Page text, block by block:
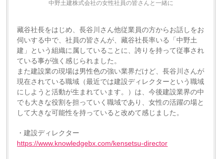
中野土建株式会社の女性社員の皆さんと一緒に
藏谷社長をはじめ、長谷川さん他従業員の方からお話しをお
伺いする中で、社員の皆さんが、藏谷社長率いる「中野土
建」という組織に属していることに、誇りを持って従事され
ている事が強く感じられました。
また建設業の現場は男性色の強い業界だけど、長谷川さんが
現在されている職域（最近では建設ディレクターという職域
にしようと活動が生まれています。）は、今後建設業界の中
でも大きな役割を担っていく職域であり、女性の活躍の場と
して大きな可能性を持っていると改めて感じました。
・建設ディレクター
https://www.knowledgebx.com/kensetsu-director